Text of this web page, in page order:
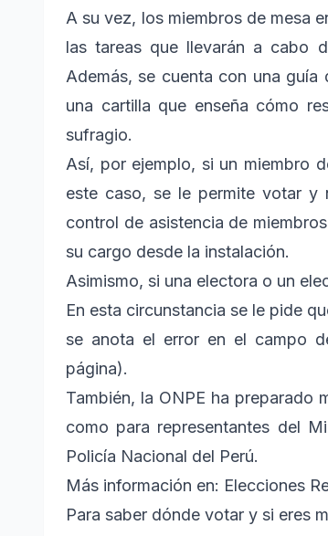
A su vez, los miembros de mesa
las tareas que llevarán a cabo
Además, se cuenta con una
una cartilla que enseña cómo
sufragio.
Así, por ejemplo, si un miembro
este caso, se le permite votar
control de asistencia de
su cargo desde la instalación.
Asimismo, si una electora o un
En esta circunstancia se le pide
se anota el error en el campo
página).
También, la ONPE ha preparado
como para representantes del
Policía Nacional del Perú.
Más información en: Elecciones
Para saber dónde votar y si eres